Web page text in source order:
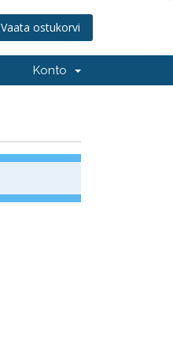
Vaata ostukorvi
Konto